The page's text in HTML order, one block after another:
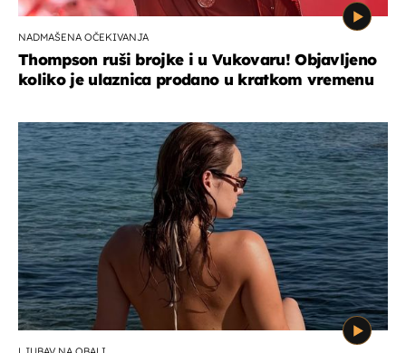
NADMAŠENA OČEKIVANJA
Thompson ruši brojke i u Vukovaru! Objavljeno
koliko je ulaznica prodano u kratkom vremenu